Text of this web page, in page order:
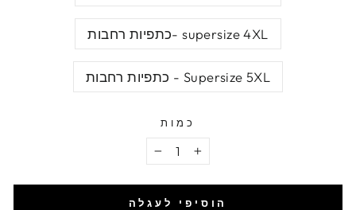
supersize 4XL -כתפיות רחבות
Supersize 5XL - כתפיות רחבות
כמות
− +
הוסיפי לעגלה